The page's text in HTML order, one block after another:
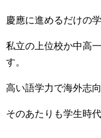
慶應に進めるだけの
私立の上位校か中高
す。
高い語学力で海外志
そのあたりも学生時